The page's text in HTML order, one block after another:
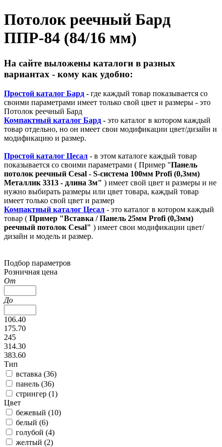
Потолок реечный Бард
ППР-84 (84/16 мм)
На сайте выложены каталоги в разных
вариантах - кому как удобно:
Простой каталог Бард - где каждый товар показывается со
своими параметрами имеет только свой цвет и размеры - это
Потолок реечный Бард
Компактный каталог Бард - это каталог в котором каждый
товар отдельно, но он имеет свои модификации цвет/дизайн и
модификацию и размер.
Простой каталог Цесал - в этом каталоге каждый товар
показывается со своими параметрами ( Пример "Панель
потолок реечный Cesal - S-система 100мм Profi (0,3мм)
Металлик 3313 - длина 3м" ) имеет свой цвет и размеры и не
нужно выбирать размеры или цвет товара, каждый товар
имеет только свой цвет и размер
Компактный каталог Цесал - это каталог в котором каждый
товар ( Пример "Вставка / Панель 25мм Profi (0,3мм)
реечный потолок Cesal" ) имеет свои модификации цвет/
дизайн и модель и размер.
Подбор параметров
Розничная цена
От
До
106.40
175.70
245
314.30
383.60
Тип
вставка (36)
панель (36)
стрингер (1)
Цвет
бежевый (10)
белый (6)
голубой (4)
желтый (2)